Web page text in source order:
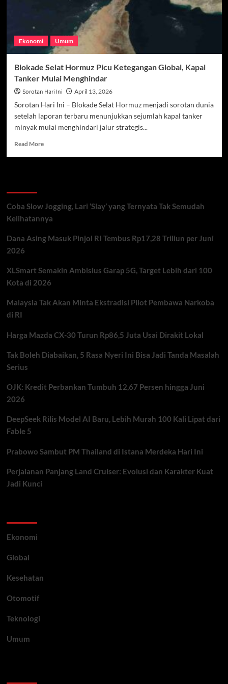
Ekonomi Umum
Blokade Selat Hormuz Picu Ketegangan Global, Kapal
Tanker Mulai Menghindar
Sorotan Hari Ini April 13, 2026
Sorotan Hari Ini – Blokade Selat Hormuz menjadi sorotan dunia
setelah laporan terbaru menunjukkan sejumlah kapal tanker
minyak mulai menghindari jalur strategis...
Read MoreRead
Ketegangan
Global,
Tanker
Coba Slow Jogging, Lari ‘Slay’ yang Ternyata Tak Semudah
Kelihatannya
Dana Asing Masuk Pinjol RI Tembus Rp17,28 Triliun per Juni
2026
XLSmart Semakin Ambisius Garap 5G, Target Lebih dari 100
Kota di 2026
Malaysia Tak Akan Minta Ekstradisi Pilot Pembawa Narkoba
di RI
Harga Mazda CX-30 Turun Rp86,5 Juta Usai Dirakit Lokal
Tak Boleh Diabaikan, 5 Rasa Nyeri Ini Bisa Jadi Tanda Masalah
Serius
OJK: Kredit Perbankan Tumbuh 12,67 Persen hingga Juni
2026
DeepSeek Rilis Model AI Baru, Lebih Murah 100 Kali Lipat dari
Fable 5
Prabowo Sambut PM Thailand di Istana Merdeka Hari Ini
Perjalanan Panjang Land Cruiser: Evolusi dan Karakter Kuat
Jadi Kunci
Ekonomi
Global
Kesehatan
Otomotif
Teknologi
Umum